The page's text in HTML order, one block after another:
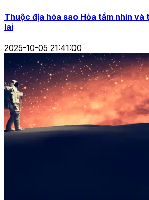
Thuộc địa hóa sao Hỏa tầm nhìn
lai
2025-10-05 21:41:00